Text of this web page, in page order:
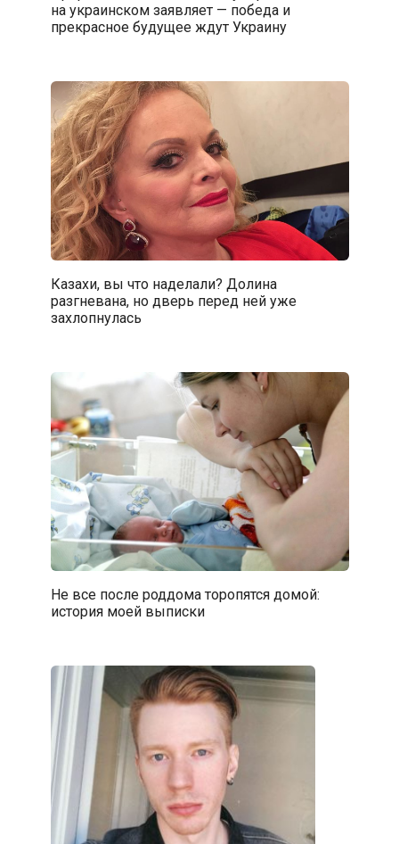
на украинском заявляет — победа и
прекрасное будущее ждут Украину
Казахи, вы что наделали? Долина
разгневана, но дверь перед ней уже
захлопнулась
Не все после роддома торопятся домой:
история моей выписки